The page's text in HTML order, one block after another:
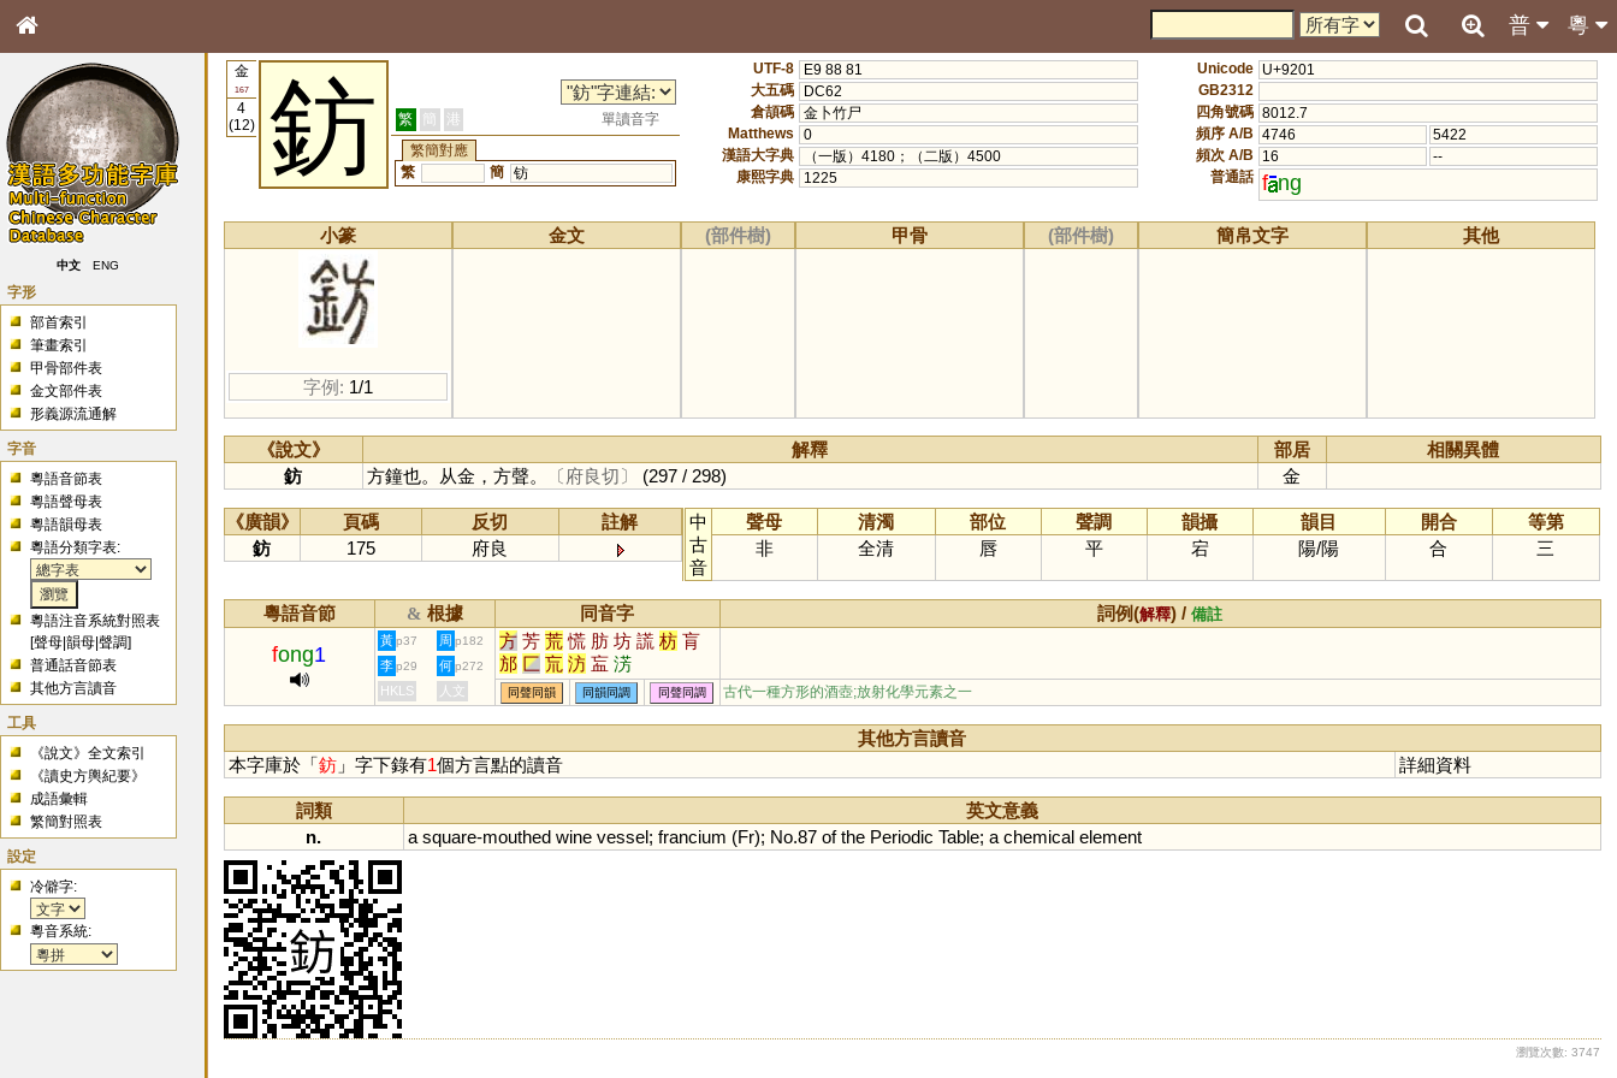
粵
普
中文 ENG
字形
部首索引
筆畫索引
甲骨部件表
金文部件表
形義源流通解
字音
粵語音節表
粵語聲母表
粵語韻母表
粵語分類字表:
粵語注音系統對照表
[聲母 |韻母 |聲調]
普通話音節表
其他方言讀音
工具
《說文》全文索引
《讀史方輿紀要》
成語彙輯
繁簡對照表
設定
冷僻字:
粵音系統:
金
167
4
(12)
鈁 繁 簡 港
單讀音字
繁簡對應
繁
簡 钫
UTF-8
E9 88 81
大五碼
DC62
倉頡碼 金卜竹尸
Matthews
0
漢語大字典
（一版）4180；（二版）4500
康熙字典
1225
Unicode U+9201
GB2312
四角號碼 8012.7
頻序 A/B 4746
5422
頻次 A/B
16
--
普通話 f ng
小篆
字例: 1/1
金文 (部件樹) 甲骨 (部件樹) 簡帛文字 其他
《說文》 解釋 部居
相關異體
鈁
方鐘也。从金，方聲。 〔府良切〕 (297 / 298) 金
《廣韻》 頁碼 反切
註解
鈁
175 府良
中
古
音
聲母 清濁 部位 聲調 韻攝 韻目 開合
等第
非
全清 唇 平 宕 陽/陽 合 三
粵語音節 & 根據 同音字 詞例(解釋) /備註
fong1
黃 p37 周 p182 方 芳 荒 慌 肪 坊 謊 枋 肓
邡 匚 巟 汸 衁 淓
李 p29 何 p272
HKLS 人文 同聲同韻 同韻同調 同聲同調 古代一種方形的酒壺;放射化學元素之一
其他方言讀音
本字庫於「鈁」字下錄有1個方言點的讀音 詳細資料
詞類
英文意義
n.
a square-mouthed wine vessel; francium (Fr); No.87 of the Periodic Table; a chemical element
瀏覽次數: 3747